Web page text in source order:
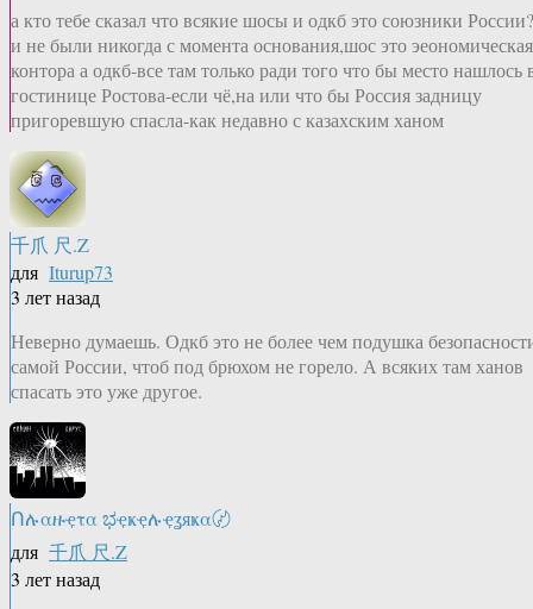
а кто тебе сказал что всякие шосы и одкб это союзники России?
и не были никогда с момента основания,шос это эеономическая
контора а одкб-все там только ради того что бы место нашлось
гостинице Ростова-если чё,на или что бы Россия задницу
пригоревшую спасла-как недавно с казахским ханом
千爪 尺.Z
для Iturup73
3 лет назад
Неверно думаешь. Одкб это не более чем подушка
самой России, чтоб под брюхом не горело. А всяких там ханов
спасать это уже другое.
Ոሉαዙҿτα ಭҿҝҿሉҿʓяҝα〄
для 千爪 尺.Z
3 лет назад